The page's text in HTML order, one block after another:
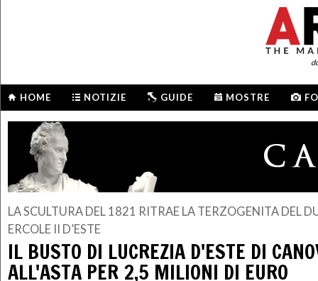
HOME NOTIZIE GUIDE MOSTRE
LA SCULTURA DEL 1821 RITRAE LA TERZOGENITA DEL
ERCOLE II D’ESTE
IL BUSTO DI LUCREZIA D'ESTE DI
ALL'ASTA PER 2,5 MILIONI DI EURO